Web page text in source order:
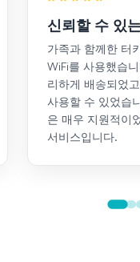
신뢰할 수 있
가족과 함께한 터
WiFi를 사용했습
리하게 배송되었
사용할 수 있었습
은 매우 지원적이
서비스입니다.